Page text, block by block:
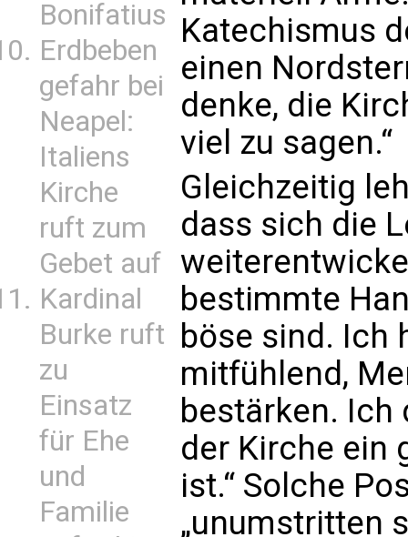
Bonifatius
Erdbeben
gefahr bei
Neapel:
Italiens
Kirche
ruft zum
Gebet auf
Kardinal
Burke ruft
zu
Einsatz
für Ehe
und
Familie
Katechismus
einen
denke, die
viel zu sagen.“
Gleichzeitig
dass sich die
bestimmte
böse sind. Ich
mitfühlend,
bestärken. Ich
der Kirche ein
ist.“ Solche
„unumstritten